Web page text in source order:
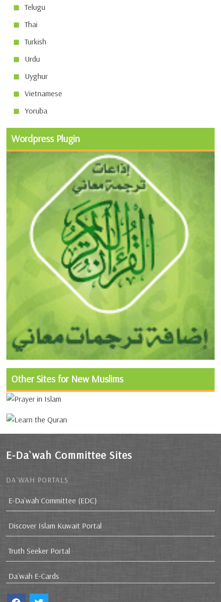
Telugu
Thai
Turkish
Urdu
Uyghur
Vietnamese
Yoruba
Wordpress Plugin
Other Sites for New Muslims
E-Da`wah Committee Sites
DA`WAH PORTALS
E-Da`wah Committee (EDC)
Discover Islam Kuwait Portal
Truth Seeker Portal
Da`wah E-Cards